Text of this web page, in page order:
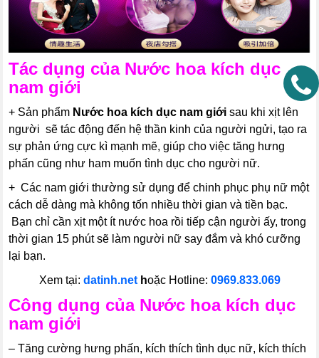
Tác dụng của Nước hoa kích dục
nam giới
+ Sản phẩm Nước hoa kích dục nam giới sau khi xịt lên
người sẽ tác động đến hệ thần kinh của người ngửi, tạo ra
sự phản ứng cực kì mạnh mẽ, giúp cho việc tăng hưng
phấn cũng như ham muốn tình dục cho người nữ.
+ Các nam giới thường sử dụng để chinh phục phụ nữ một
cách dễ dàng mà không tốn nhiều thời gian và tiền bạc.
Bạn chỉ cần xịt một ít nước hoa rồi tiếp cận người ấy, trong
thời gian 15 phút sẽ làm người nữ say đắm và khó cưỡng
lại bạn.
Xem tại: datinh.nethoặc Hotline: 0969.833.069
Công dụng của Nước hoa kích dục
nam giới
– Tăng cường hưng phấn, kích thích tình dục nữ, kích thích